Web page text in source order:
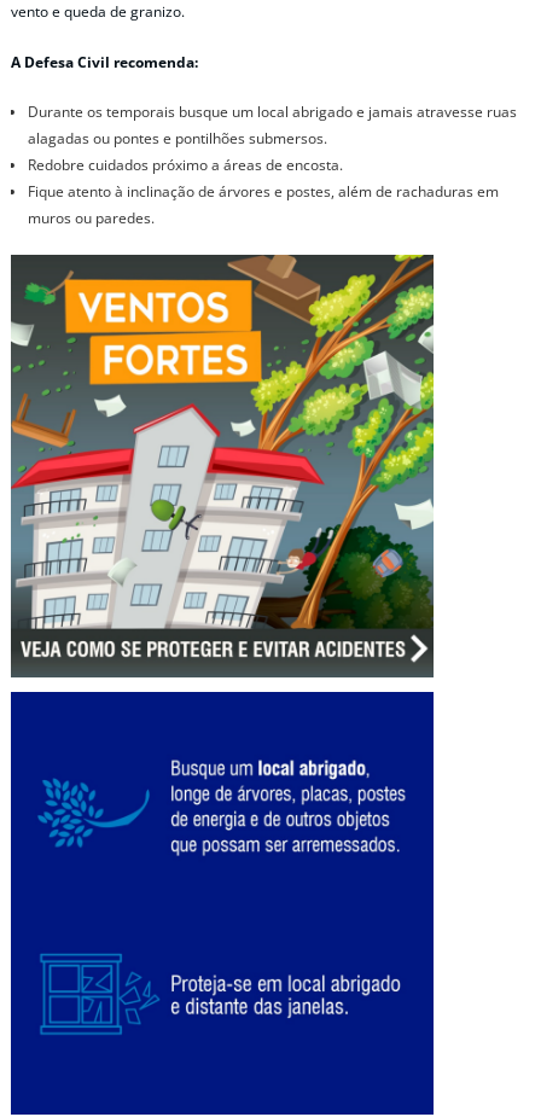
vento e queda de granizo.
A Defesa Civil recomenda:
Durante os temporais busque um local abrigado e jamais atravesse ruas
alagadas ou pontes e pontilhões submersos.
Redobre cuidados próximo a áreas de encosta.
Fique atento à inclinação de árvores e postes, além de rachaduras em
muros ou paredes.